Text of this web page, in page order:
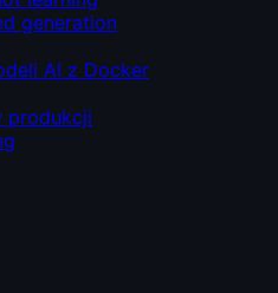
generation
AI z Docker
produkcji